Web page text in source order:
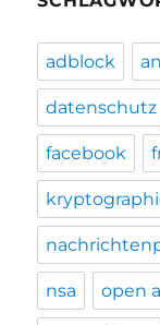
adblock
datenschutz
facebook
nsa open